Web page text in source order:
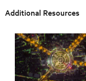
Additional Resources